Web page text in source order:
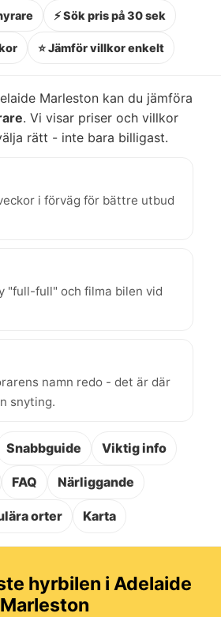
⚡ Sök pris på 30 sek
⭐ Jämför villkor enkelt
Marleston kan du jämföra
. Vi visar priser och villkor
rätt - inte bara billigast.
i förväg för bättre utbud
"full-full" och filma bilen vid
namn redo - det är där
snyting.
Snabbguide Viktig info
FAQ Närliggande
orter Karta
hyrbilen i Adelaide
Marleston